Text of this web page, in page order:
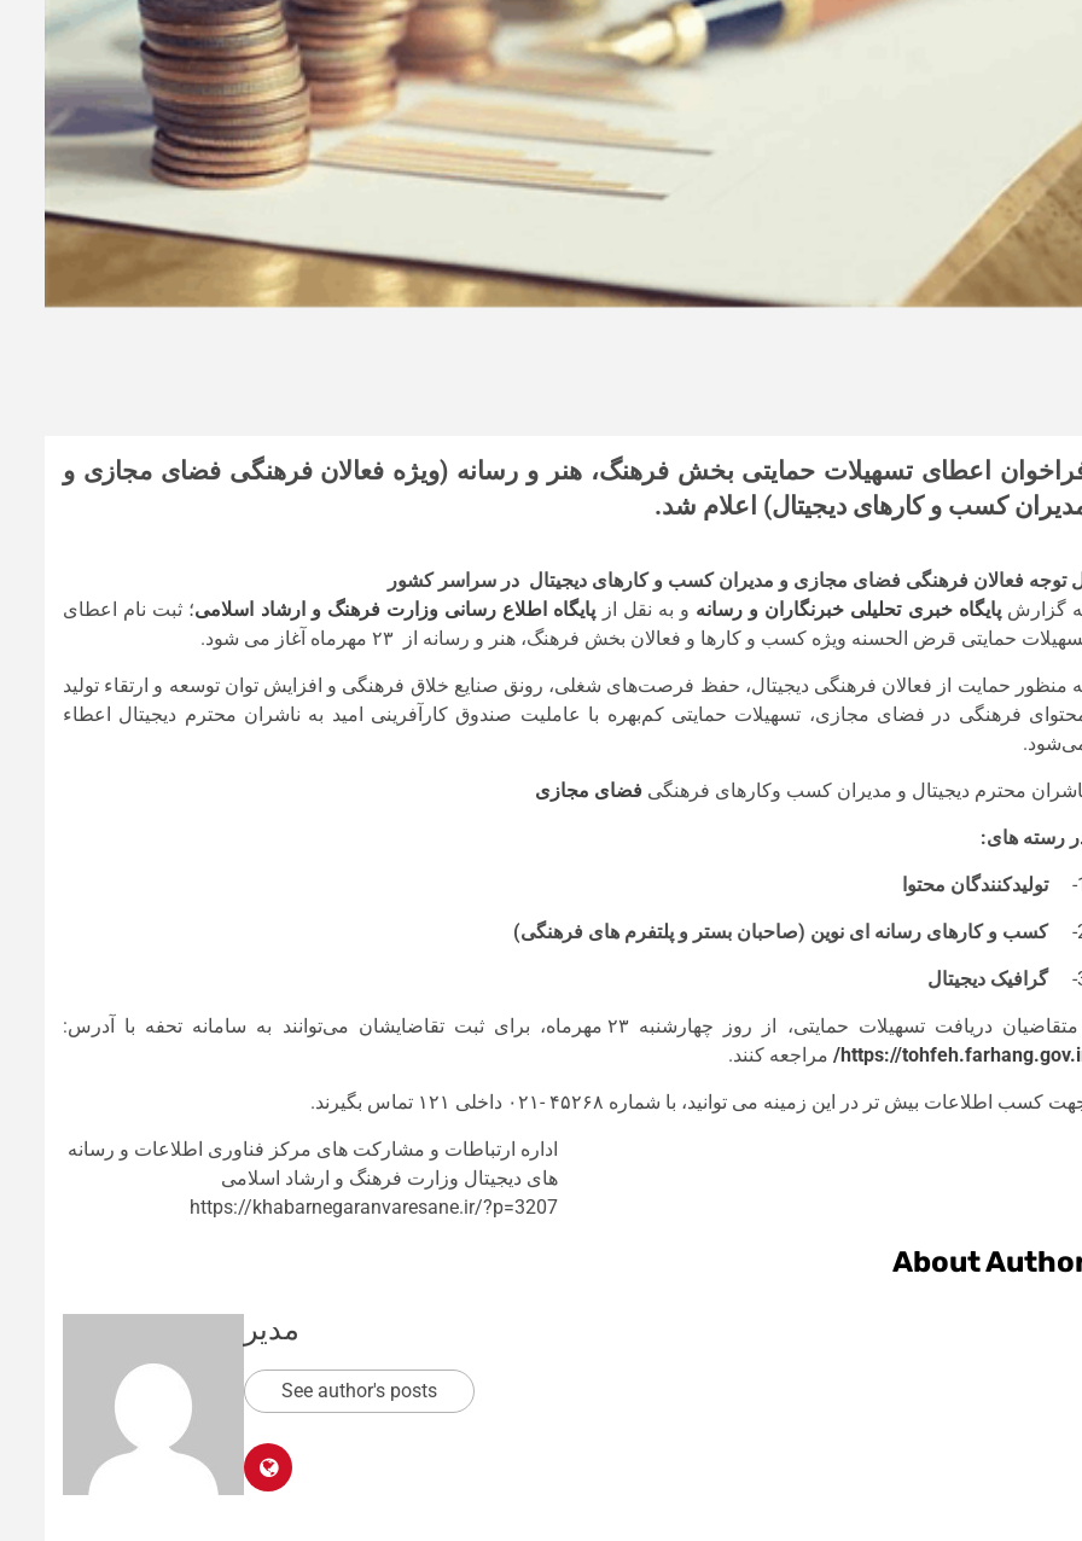
اعطای تسهیلات حمایتی بخش فرهنگ، هنر و رسانه (ویژه فعالان فرهنگی فضای مجازی و
کسب و کارهای دیجیتال) اعلام شد.
توجه فعالان فرهنگی فضای مجازی و مدیران کسب و کارهای دیجیتال در سراسر کشور
گزارشپایگاه خبری تحلیلی خبرنگاران و رسانه و به نقل از پایگاه اطلاع رسانی وزارت فرهنگ و ارشاد اسلامی؛ ثبت نام اعطای
حمایتی قرض الحسنه ویژه کسب و کارها و فعالان بخش فرهنگ، هنر و رسانه از
۲۳ مهرماه آغاز می شود.
منظور حمایت از فعالان فرهنگی دیجیتال، حفظ فرصت‌های شغلی، رونق صنایع خلاق فرهنگی و افزایش توان توسعه و ارتقاء تولید
فرهنگی در فضای مجازی، تسهیلات حمایتی کم‌بهره با عاملیت صندوق کارآفرینی امید به ناشران محترم دیجیتال اعطاء
محترم دیجیتال و مدیران کسب وکارهای فرهنگی فضای مجازی
رسته های:
1- تولیدکنندگان محتوا
کسب و کارهای رسانه ای نوین (صاحبان بستر و پلتفرم های فرهنگی)
گرافیک دیجیتال
متقاضیان دریافت تسهیلات حمایتی، از روز چهارشنبه ۲۳ مهرماه، برای ثبت تقاضایشان می‌توانند به سامانه تحفه با آدرس:
https://
مراجعه کنند.
کسب اطلاعات بیش تر در این زمینه می توانید، با شماره ۴۵۲۶۸ -۰۲۱ داخلی ۱۲۱ تماس بگیرند.
اداره ارتباطات و مشارکت های مرکز فناوری اطلاعات و رسانه
های دیجیتال وزارت فرهنگ و ارشاد اسلامی
https://khabarnegaranvaresane.ir/?p=3207
About
مدیر
See author's posts